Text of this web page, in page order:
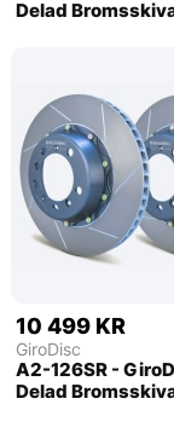
Delad
10 499 KR
GiroDisc
A2-126SR -
Delad